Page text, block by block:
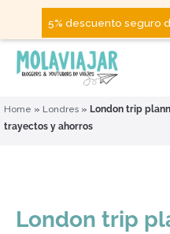
5% descuento seguro
Home » Londres » London trip
trayectos y ahorros
London trip